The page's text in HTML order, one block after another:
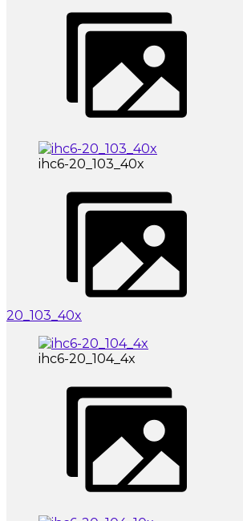
ihc6-20_103_40x
20_103_40x
ihc6-20_104_4x